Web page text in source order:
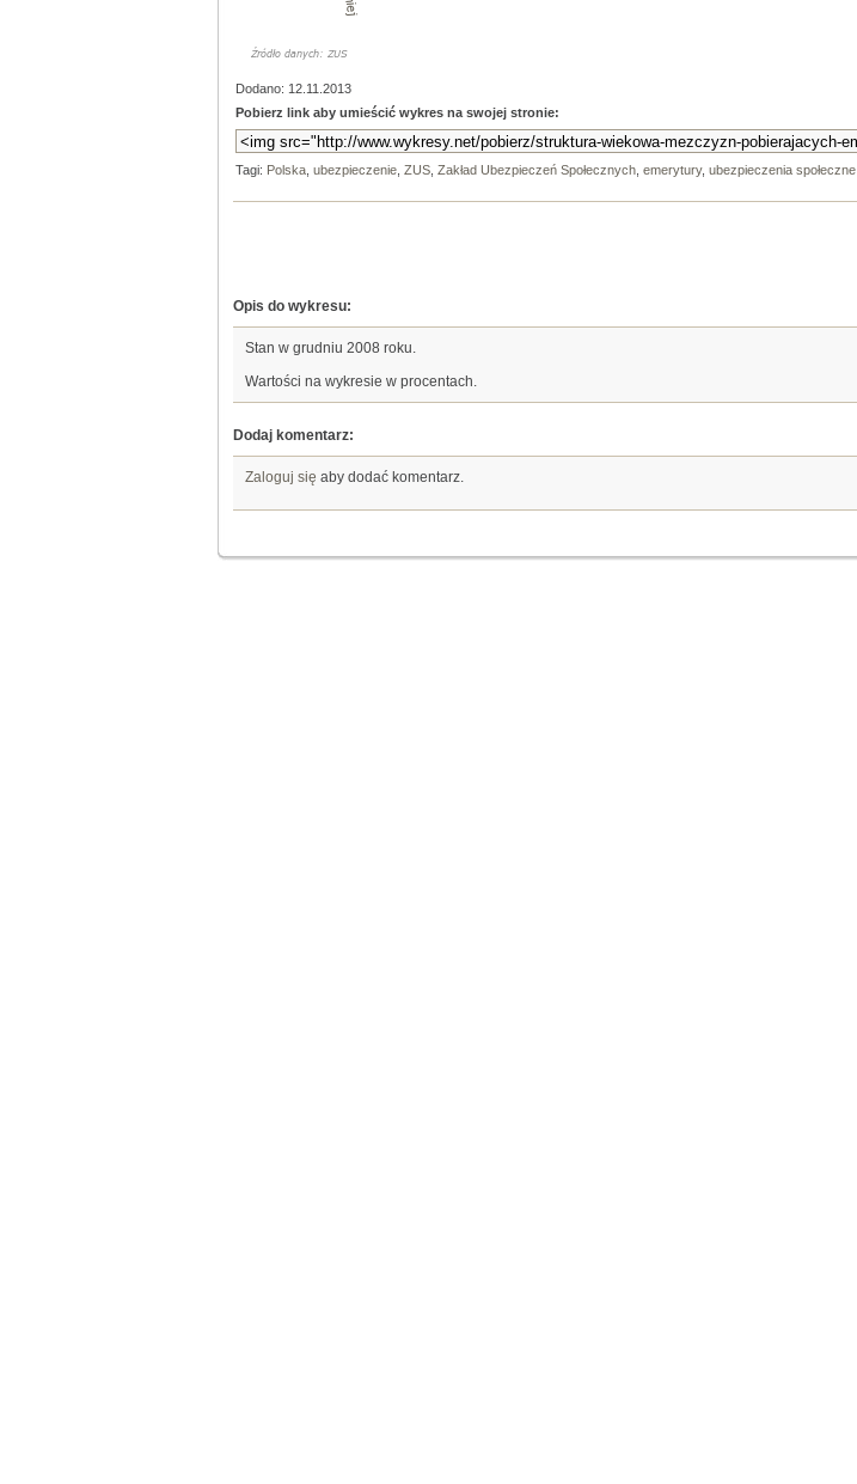
Dodano: 12.11.2013
Pobierz link aby umieścić wykres na swojej stronie:
Tagi: Polska ubezpieczenie ZUS Zakład Ubezpieczeń Społecznych emerytury, ubezpieczenia społeczne
Opis do wykresu:
Stan w grudniu 2008 roku.
Wartości na wykresie w procentach.
Dodaj komentarz:
Zaloguj się aby dodać komentarz.